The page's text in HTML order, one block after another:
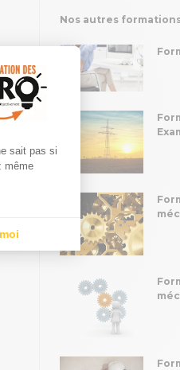
Nos autres
:
sait pas si
même